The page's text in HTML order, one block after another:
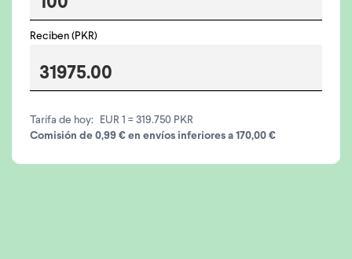
Reciben (PKR)
Tarifa de hoy:
EUR 1 = 319.750 PKR
Comisión de 0,99 € en envíos inferiores a 170,00 €